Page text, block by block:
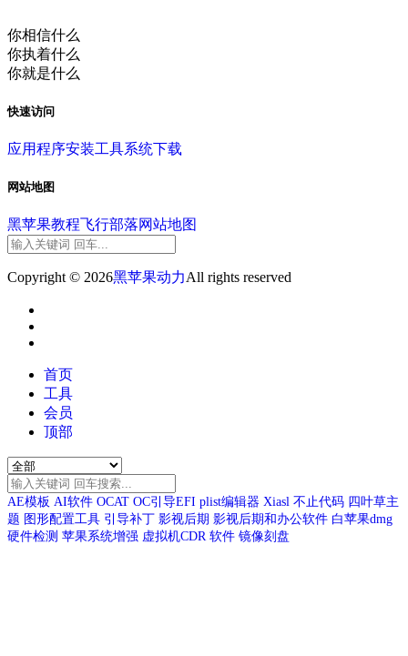
你相信什么
你执着什么
你就是什么
快速访问
应用程序安装工具系统下载
网站地图
黑苹果教程飞行部落网站地图
Copyright © 2026黑苹果动力All rights reserved
首页
工具
会员
顶部
AE模板 AI软件 OCAT OC引导EFI plist编辑器 Xiasl 不止代码 四叶草主
题 图形配置工具 引导补丁 影视后期 影视后期和办公软件 白苹果dmg
硬件检测 苹果系统增强 虚拟机CDR 软件 镜像刻盘